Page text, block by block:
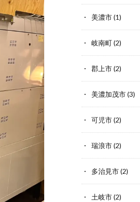
美濃市(1)
岐南町(2)
郡上市(2)
美濃加茂市(3)
可児市(2)
瑞浪市(2)
多治見市(2)
土岐市(2)